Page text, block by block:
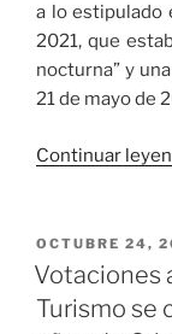
a lo estipulado
2021, que
nocturna” y
21 de mayo de
Continuar
PUBLICADO
EL
OCTUBRE 24,
Votaciones
Turismo se